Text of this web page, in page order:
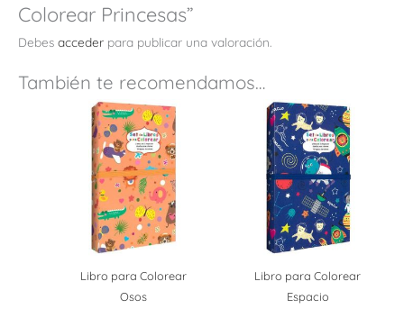
Colorear Princesas”
Debes acceder para publicar una valoración.
También te recomendamos…
Libro para Colorear
Osos
Libro para Colorear
Espacio